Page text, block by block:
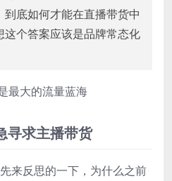
底如何才能在直播带货中
这个答案应该是品牌常态化
寻求主播带货
来反思的一下，为什么之前